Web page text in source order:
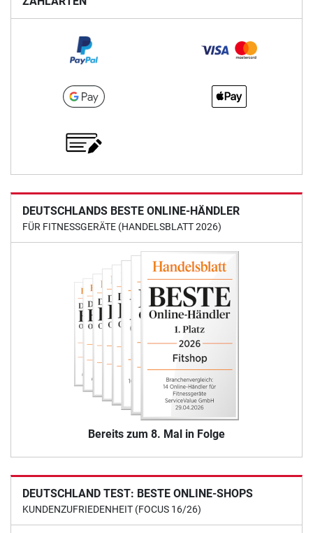
DEUTSCHLANDS BESTE ONLINE-HÄNDLER
FÜR FITNESSGERÄTE (HANDELSBLATT 2026)
Bereits zum 8. Mal in Folge
DEUTSCHLAND TEST: BESTE ONLINE-SHOPS
KUNDENZUFRIEDENHEIT (FOCUS 16/26)